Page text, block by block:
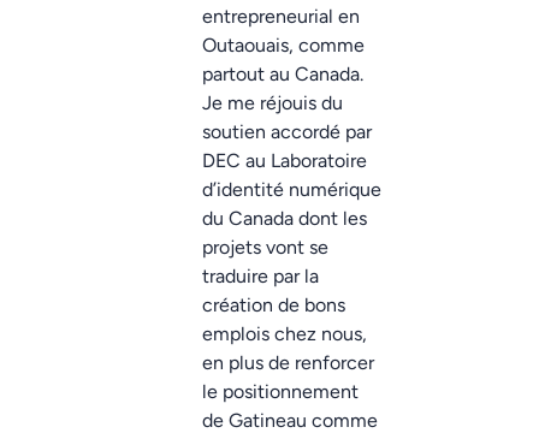
entrepreneurial en
Outaouais, comme
partout au Canada.
Je me réjouis du
soutien accordé par
DEC au Laboratoire
d’identité numérique
du Canada dont les
projets vont se
traduire par la
création de bons
emplois chez nous,
en plus de renforcer
le positionnement
de Gatineau comme